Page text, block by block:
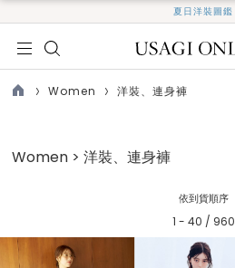
夏日洋裝圖鑑
Women 洋裝、連身褲
Women > 洋裝、連身褲
依到貨順序
1 - 40 / 960